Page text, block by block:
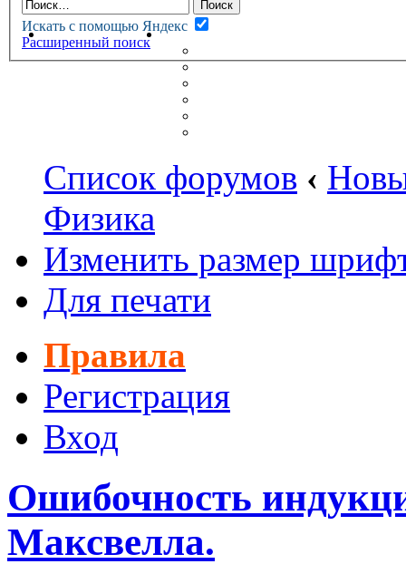
Искать с помощью Яндекс
Расширенный поиск
НОВАЯ ТЕОРИЯФОРУМ
НЕПРОЧИТАННЫЕ
Список форумов ‹
Физика
Изменить размер
Для печати
Правила
Регистрация
Вход
Ошибочность
Максвелла.